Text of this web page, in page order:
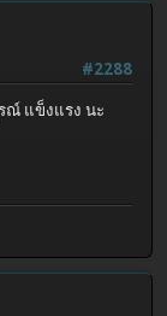
#2288
ณ์ แข็งแรง นะ